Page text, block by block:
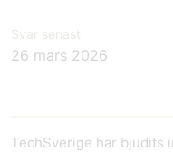
Svar senast
26 mars 2026
TechSverige har bjudits